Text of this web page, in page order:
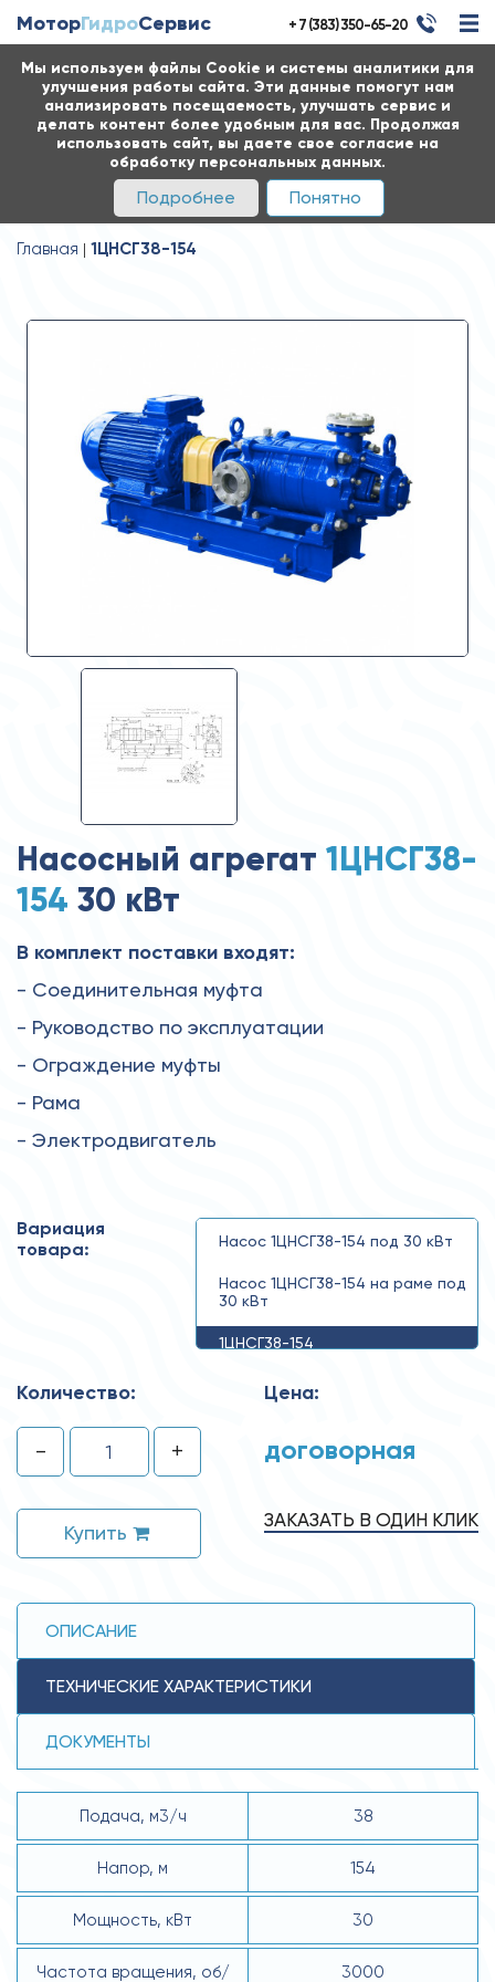
Мы используем файлы Cookie и системы аналитики для
улучшения работы сайта. Эти данные помогут нам
анализировать посещаемость, улучшать сервис и
делать контент более удобным для вас. Продолжая
использовать сайт, вы даете свое согласие на
обработку персональных данных.
Подробнее Понятно
МоторГидроСервис + 7 (383) 350-65-20
Главная 1ЦНСГ38-154
Насосный агрегат 1ЦНСГ38-
154 30 кВт
В комплект поставки входят:
- Соединительная муфта
- Руководство по эксплуатации
- Ограждение муфты
- Рама
- Электродвигатель
Вариация
товара:
Насос 1ЦНСГ38-154 под 30 кВт
Насос 1ЦНСГ38-154 на раме под
30 кВт
1ЦНСГ38-154
Количество:
- +
Купить
Цена:
договорная
ЗАКАЗАТЬ В ОДИН КЛИК
ОПИСАНИЕ
ТЕХНИЧЕСКИЕ ХАРАКТЕРИСТИКИ
ДОКУМЕНТЫ
Подача, м3/ч 38
Напор, м 154
Мощность, кВт 30
Частота вращения, об/
3000